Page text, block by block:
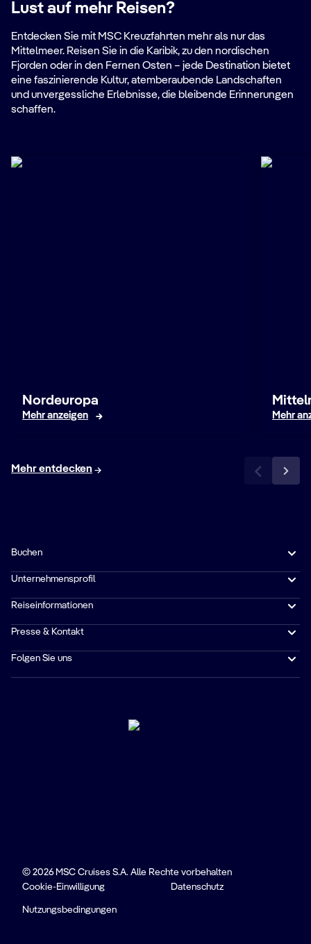
Lust auf mehr Reisen?
Entdecken Sie mit MSC Kreuzfahrten mehr als nur das
Mittelmeer. Reisen Sie in die Karibik, zu den nordischen
Fjorden oder in den Fernen Osten – jede Destination bietet
eine faszinierende Kultur, atemberaubende Landschaften
und unvergessliche Erlebnisse, die bleibende Erinnerungen
schaffen.
Nordeuropa
Mehr anzeigen Mehr
Mehr entdecken
Buchen
Unternehmensprofil
Reiseinformationen
Presse & Kontakt
Folgen Sie uns
© 2026 MSC Cruises S.A. Alle Rechte vorbehalten
Cookie-Einwilligung
Datenschutz
Nutzungsbedingungen